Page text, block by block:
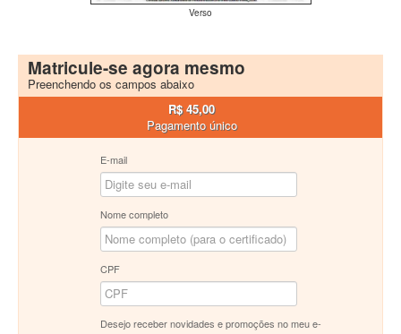
Verso
Matricule-se agora mesmo
Preenchendo os campos abaixo
R$ 45,00
Pagamento único
E-mail
Nome completo
CPF
Desejo receber novidades e promoções no meu e-